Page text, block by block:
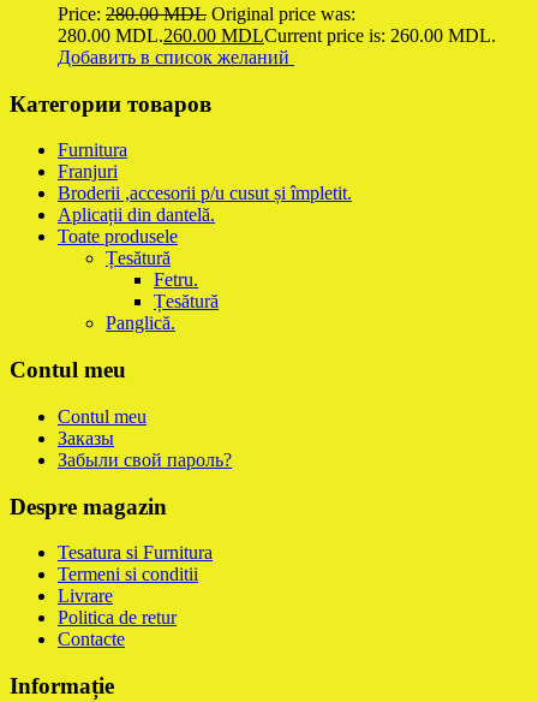
Price: 280.00MDL Original price was:
280.00 MDL.260.00 MDLCurrent price is: 260.00 MDL.
Добавить в список желаний
Категории товаров
Furnitura
Franjuri
Broderii ,accesorii p/u cusut și împletit.
Aplicații din dantelă.
Toate produsele
Țesătură
Fetru.
Țesătură
Panglică.
Contul meu
Contul meu
Заказы
Забыли свой пароль?
Despre magazin
Tesatura si Furnitura
Termeni si conditii
Livrare
Politica de retur
Contacte
Informație